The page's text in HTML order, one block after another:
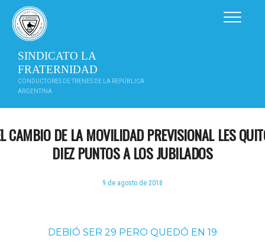
contenido
SINDICATO LA
FRATERNIDAD
CONDUCTORES DE TRENES DE LA REPÚBLICA
ARGENTINA
CAMBIO DE LA MOVILIDAD PREVISIONAL LES
DIEZ PUNTOS A LOS JUBILADOS
9 de agosto de 2018
DEBIÓ SER 29 PERO QUEDÓ EN 19